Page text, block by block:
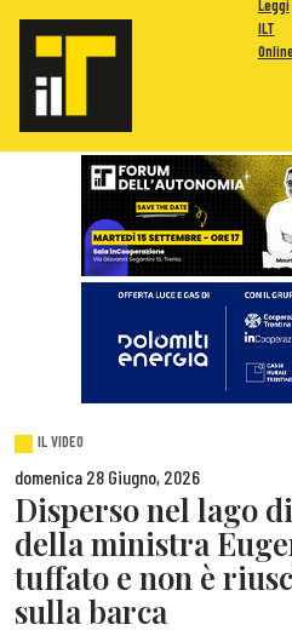
Leggi
ILT
IL VIDEO
domenica 28 Giugno, 2026
Disperso nel lago
della ministra
tuffato e non è
sulla barca